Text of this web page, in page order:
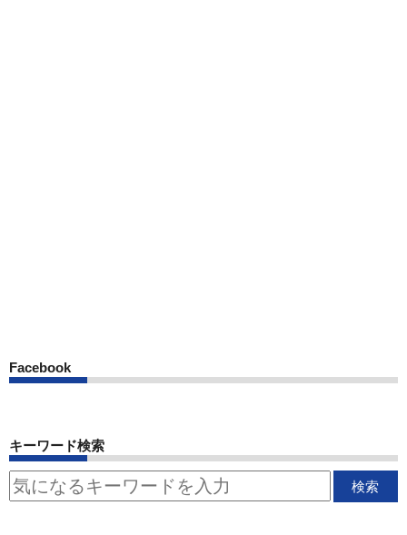
Facebook
キーワード検索